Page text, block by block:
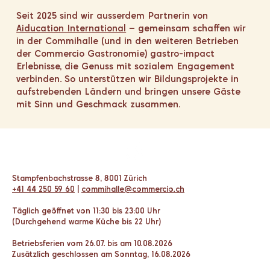
Seit 2025 sind wir ausserdem Partnerin von
Aiducation International – gemeinsam schaffen wir
in der Commihalle (und in den weiteren Betrieben
der Commercio Gastronomie) gastro-impact
Erlebnisse, die Genuss mit sozialem Engagement
verbinden. So unterstützen wir Bildungsprojekte in
aufstrebenden Ländern und bringen unsere Gäste
mit Sinn und Geschmack zusammen.
Stampfenbachstrasse 8, 8001 Zürich
+41 44 250 59 60
commihalle@commercio.ch
Täglich geöffnet von 11:30 bis 23:00 Uhr
(Durchgehend warme Küche bis 22 Uhr)
Betriebsferien vom 26.07. bis am 10.08.2026
Zusätzlich geschlossen am Sonntag, 16.08.2026